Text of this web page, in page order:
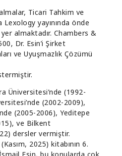
Ticari Tahkim ve
yayınında önde
almaktadır. Chambers &
Dr. Esin’i Şirket
ve Uyuşmazlık Çözümü
Üniversitesi’nde (1992-
(2002-2009),
(2005-2006), Yeditepe
ve Bilkent
dersler vermiştir.
2025) kitabının 6.